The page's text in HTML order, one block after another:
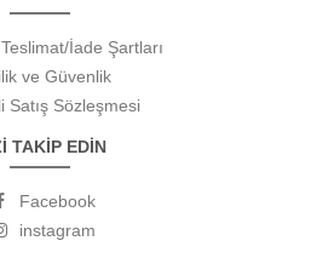
İade Şartları
ve Güvenlik
Satış Sözleşmesi
TAKİP EDİN
Facebook
instagram